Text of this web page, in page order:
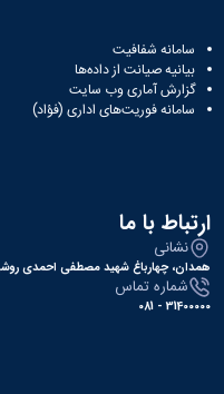
سامانه شفافیت
بیانیه صیانت از داده‌ها
گزارش آماری وب‌ سایت
سامانه فوریت‌های اداری (فؤاد)
ارتباط با ما
نشانی
همدان، چهارباغ شهید مصطفی احمدی
شماره تماس
31400000 - 081